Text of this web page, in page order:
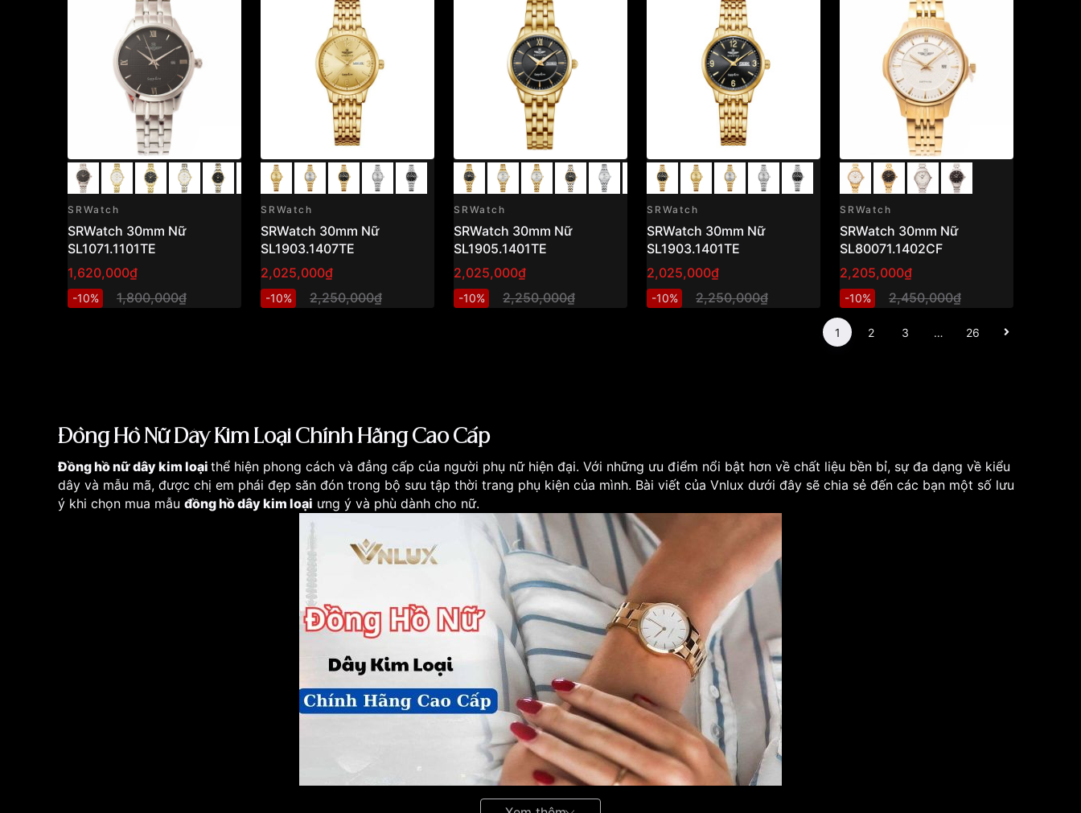
SRWatch
SRWatch 30mm Nữ
SL1071.1101TE
1,620,000₫
-10% 1,800,000₫
SRWatch
SRWatch 30mm Nữ
SL1903.1407TE
2,025,000₫
-10% 2,250,000₫
SRWatch
SRWatch 30mm Nữ
SL1905.1401TE
2,025,000₫
-10% 2,250,000₫
SRWatch
SRWatch 30mm Nữ
SL1903.1401TE
2,025,000₫
-10% 2,250,000₫
SRWatch
SRWatch 30mm Nữ
SL80071.1402CF
2,205,000₫
-10% 2,450,000₫
1 2 3 … 26
Đồng Hồ Nữ Dây Kim Loại Chính Hãng Cao Cấp
Đồng hồ nữ dây kim loại thể hiện phong cách và đẳng cấp của người phụ nữ hiện đại. Với những ưu điểm nổi bật hơn về chất liệu bền bỉ, sự đa dạng về kiểu
dây và mẫu mã, được chị em phái đẹp săn đón trong bộ sưu tập thời trang phụ kiện của mình. Bài viết của Vnlux dưới đây sẽ chia sẻ đến các bạn một số lưu
ý khi chọn mua mẫu đồng hồ dây kim loại ưng ý và phù dành cho nữ.